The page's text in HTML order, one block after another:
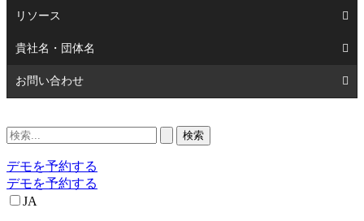
リソース
貴社名・団体名
お問い合わせ
デモを予約する
デモを予約する
JA